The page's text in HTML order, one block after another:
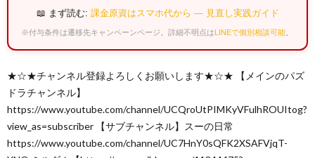
📖 まず読む: 課金原資はスマホ代から — 見直し実践ガイド
※付与条件は遷移先キャンペーンページ。詳細不明点はLINEで個別相談可能
★☆★チャンネル登録よろしくお願いします★☆★ 【メインのパズ
ドラチャンネル】
https://www.youtube.com/channel/UCQroUtPIMKyVFulhROUItog?
view_as=subscriber 【サブチャンネル】スーの日常
https://www.youtube.com/channel/UC7HnY0sQFK2XSAFVjqT-